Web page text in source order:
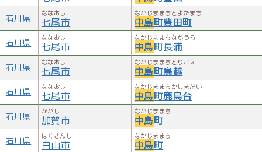
石川県 ななおし
七尾市
なかじままちとよたまち
中島町豊田町
石川県 ななおし
七尾市
なかじままちながうら
中島町長浦
石川県 ななおし
七尾市
なかじままちとりごえ
中島町鳥越
石川県 ななおし
七尾市
なかじままちかしまだい
中島町鹿島台
石川県 かがし
加賀市
なかじままち
中島町
石川県 はくさんし
白山市
なかじままち
中島町